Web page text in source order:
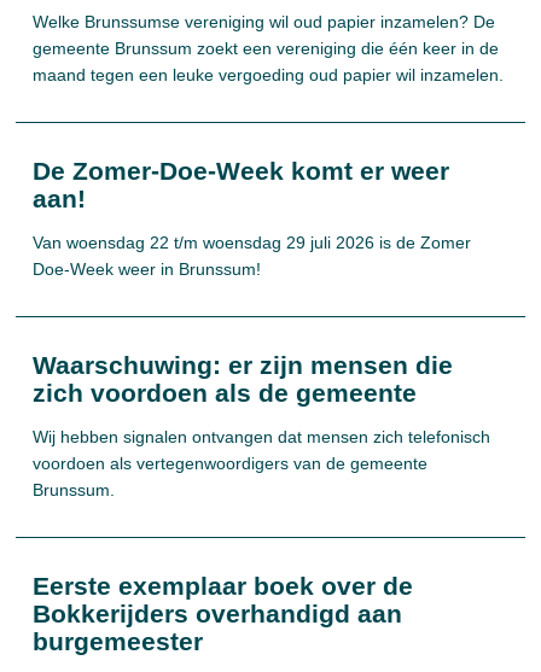
Welke Brunssumse vereniging wil oud papier inzamelen? De
gemeente Brunssum zoekt een vereniging die één keer in de
maand tegen een leuke vergoeding oud papier wil inzamelen.
De Zomer-Doe-Week komt er weer
aan!
Van woensdag 22 t/m woensdag 29 juli 2026 is de Zomer
Doe-Week weer in Brunssum!
Waarschuwing: er zijn mensen die
zich voordoen als de gemeente
Wij hebben signalen ontvangen dat mensen zich telefonisch
voordoen als vertegenwoordigers van de gemeente
Brunssum.
Eerste exemplaar boek over de
Bokkerijders overhandigd aan
burgemeester